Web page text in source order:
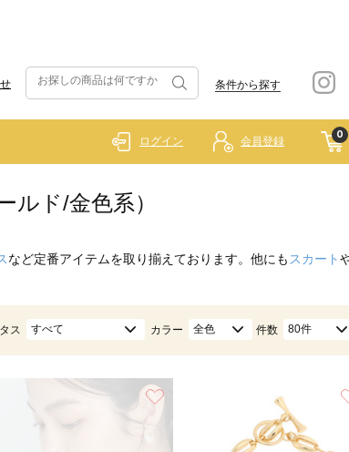
条件から探す
0
ログイン 会員登録
ルド/金色系）
など定番アイテムを取り揃えております。他にも スカート
ス すべて カラー 全色 件数 80件